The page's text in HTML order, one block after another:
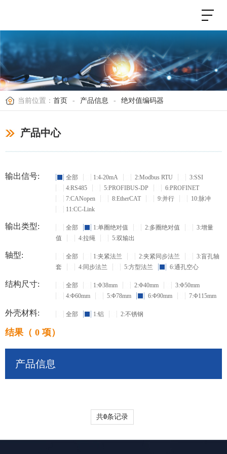
当前位置： 首页 - 产品信息 - 绝对值编码器
产品中心
输出信号: 全部 1:4-20mA 2:Modbus RTU
3:SSI
4:RS485
5:PROFIBUS-DP
6:PROFINET
7:CANopen
8:EtherCAT 9:并行
10:脉冲
11:CC-Link
输出类型: 全部 1:单圈绝对值 2:多圈绝对值
3:增量
值
4:拉绳 5:双输出
轴型: 全部 1:夹紧法兰 2:夹紧同步法兰
3:盲孔轴
套
4:同步法兰 5:方型法兰 6:通孔空心
结构尺寸: 全部 1:Φ38mm 2:Φ40mm
3:Φ50mm
4:Φ60mm
5:Φ78mm 6:Φ90mm 7:Φ115mm
外壳材料: 全部 1:铝 2:不锈钢
结果（ 0 项）
产品信息
共0条记录